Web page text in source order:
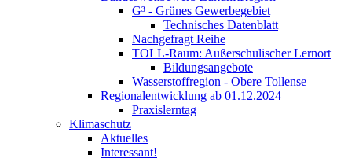
G³ - Grünes Gewerbegebiet
Technisches Datenblatt
Nachgefragt Reihe
TOLL-Raum: Außerschulischer Lernort
Bildungsangebote
Wasserstoffregion - Obere Tollense
Regionalentwicklung ab 01.12.2024
Praxislerntag
Klimaschutz
Aktuelles
Interessant!